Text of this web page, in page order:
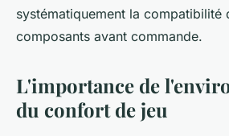
systématiquement la compatibilité
composants avant commande.
L'importance de
du confort de jeu